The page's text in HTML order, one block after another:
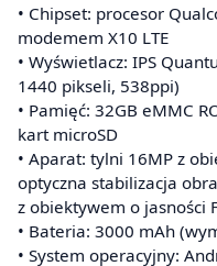
• Chipset: procesor
modemem X10 LTE
• Wyświetlacz: IPS
1440 pikseli, 538ppi)
• Pamięć: 32GB eMMC
kart microSD
• Aparat: tylni 16MP z
optyczna stabilizacja
z obiektywem o jasności
• Bateria: 3000 mAh
• System operacyjny: